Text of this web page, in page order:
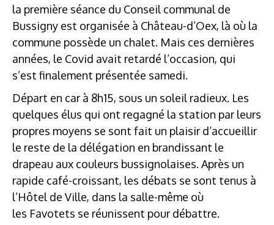
la première séance du Conseil communal de
Bussigny est organisée à Château-d’Oex, là où la
commune possède un chalet. Mais ces dernières
années, le Covid avait retardé l’occasion, qui
s’est finalement présentée samedi.
Départ en car à 8h15, sous un soleil radieux. Les
quelques élus qui ont regagné la station par leurs
propres moyens se sont fait un plaisir d’accueillir
le reste de la délégation en brandissant le
drapeau aux couleurs bussignolaises. Après un
rapide café-croissant, les débats se sont tenus à
l’Hôtel de Ville, dans la salle-même où
les Favotets se réunissent pour débattre.